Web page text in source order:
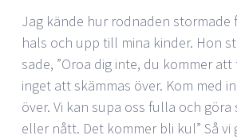
Jag kände hur rodnaden stormade
hals och upp till mina kinder. Hon
sade, ”Oroa dig inte, du kommer att
inget att skämmas över. Kom med
över. Vi kan supa oss fulla och
eller nått. Det kommer bli kul” Så vi